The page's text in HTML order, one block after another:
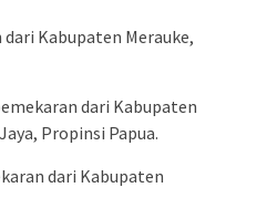
Kabupaten Merauke,
dari Kabupaten
Propinsi Papua.
dari Kabupaten